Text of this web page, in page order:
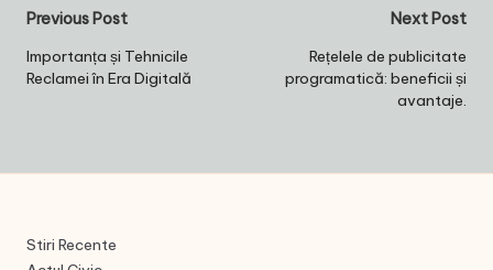
Post
navigation
Previous Post
Importanța și Tehnicile
Reclamei în Era Digitală
Next Post
Rețelele de publicitate
programatică: beneficii și
avantaje.
Stiri Recente